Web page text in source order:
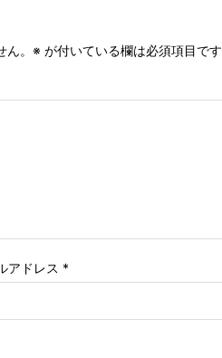
。 ※ が付いている欄は必須項目です
アドレス *